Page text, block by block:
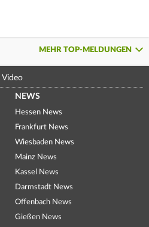
MEHR TOP-MELDUNGEN
Video
NEWS
Hessen News
Frankfurt News
Wiesbaden News
Mainz News
Kassel News
Darmstadt News
Offenbach News
Gießen News